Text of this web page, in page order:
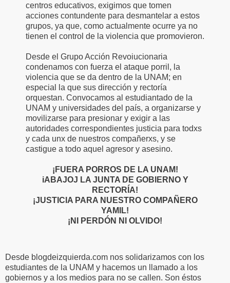
centros educativos, exigimos que tomen
acciones contundente para desmantelar a estos
grupos, ya que, como actualmente ocurre ya no
tienen el control de la violencia que promovieron.
Desde el Grupo Acción Revoiucionaria
condenamos con fuerza el ataque porril, la
violencia que se da dentro de la UNAM; en
especial la que sus dirección y rectoría
orquestan. Convocamos al estudiantado de la
UNAM y universidades del país, a organizarse y
movilizarse para presionar y exigir a las
autoridades correspondientes justicia para todxs
y cada unx de nuestros compañerxs, y se
castigue a todo aquel agresor y asesino.
¡FUERA PORROS DE LA UNAM!
iABAJOJ LA JUNTA DE GOBIERNO Y
RECTORÍA!
¡JUSTICIA PARA NUESTRO COMPAÑERO
YAMIL!
¡NI PERDÓN NI OLVIDO!
Desde blogdeizquierda.com nos solidarizamos con los
estudiantes de la UNAM y hacemos un llamado a los
gobiernos y a los medios para no se callen. Son éstos